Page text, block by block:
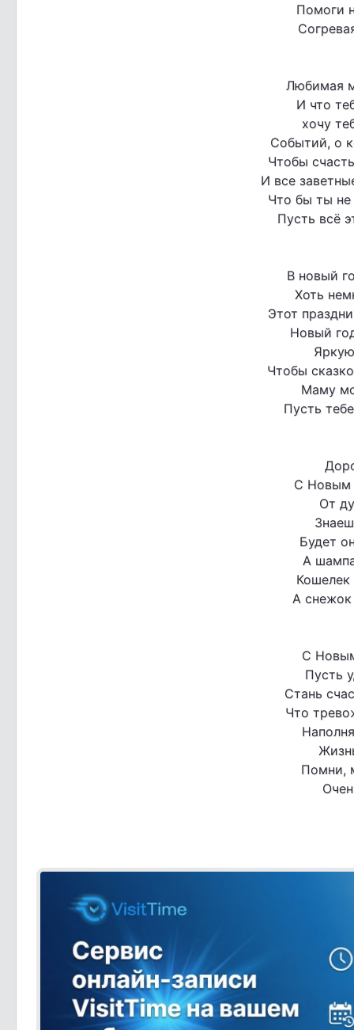
Помоги
Любимая
И что
хочу
Событий, о
Чтобы
И все
Что бы ты не
Пусть всё
В новый
Хоть
Этот
Новый
Чтобы
Маму
Пусть
С Новым
От
Будет
А
Кошелек
А
С
Пусть
Стань
Что
Помни,